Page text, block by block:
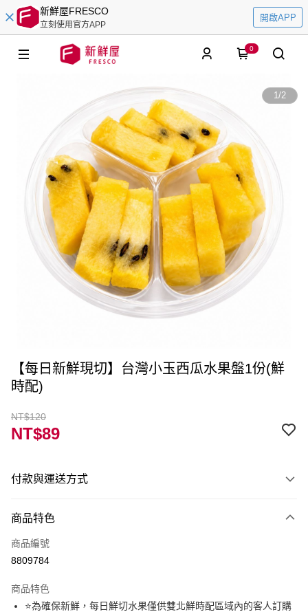
新鮮屋FRESCO
立刻使用官方APP
開啟APP
0
1/2
【每日新鮮現切】台灣小玉西瓜水果盤1份(鮮
時配)
NT$120
NT$89
付款與運送方式
信用卡一次付款
LINE Pay
街口支付
商品特色
商品編號
8809784
商品特色
⭐為確保新鮮，每日鮮切水果僅供雙北鮮時配區域內的客人訂購